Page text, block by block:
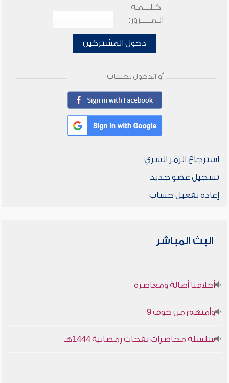
كـلـــمـة
الـمـــــرور:
دخول المشتركين
أو الدخول بحساب
استرجاع الرمز السري
تسجيل عضو جديد
إعادة تفعيل حساب
البث المباشر
أخلاقنا أصالة ومعاصرة
وأمنهم من خوف 9
سلسلة محاضرات نفحات رمضانية 1444هـ